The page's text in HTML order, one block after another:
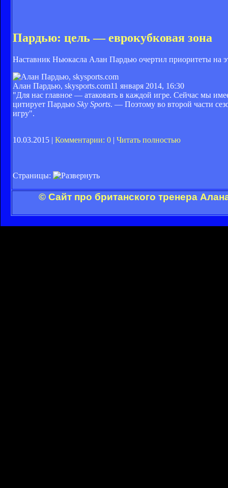
Пардью: цель — еврокубковая зона
Наставник Ньюкасла Алан Пардью очертил приоритеты на
Алан Пардью, skysports.com11 января 2014, 16:30
"Для нас главное — атаковать в каждой игре. Сейчас мы
цитирует Пардью Sky Sports. — Поэтому во второй части
игру".
10.03.2015 | Комментарии: 0 | Читать полностью
Страницы:
© Сайт про британского тренера